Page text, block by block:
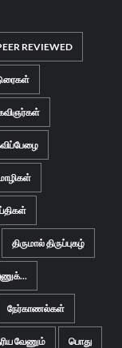
REVIEWED
திருமால் திருப்புகழ்
நேர்காணல்கள்
வேணும் பொது